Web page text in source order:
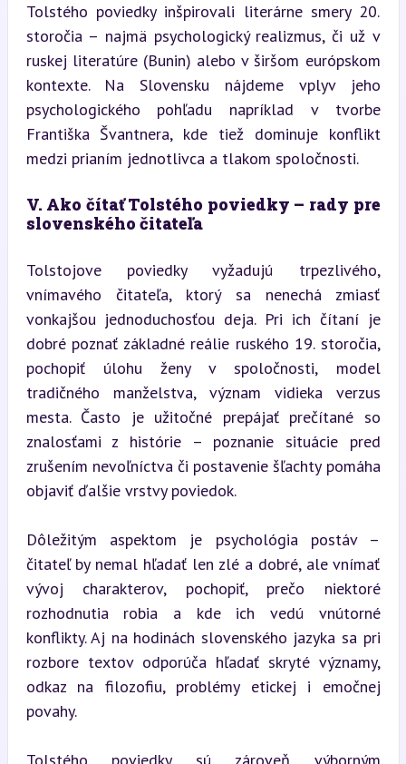
Tolstého poviedky inšpirovali literárne smery 20.
storočia – najmä psychologický realizmus, či už v
ruskej literatúre (Bunin) alebo v širšom európskom
kontexte. Na Slovensku nájdeme vplyv jeho
psychologického pohľadu napríklad v tvorbe
Františka Švantnera, kde tiež dominuje konflikt
medzi prianím jednotlivca a tlakom spoločnosti.
V. Ako čítať Tolstého poviedky – rady pre
slovenského čitateľa
Tolstojove poviedky vyžadujú trpezlivého,
vnímavého čitateľa, ktorý sa nenechá zmiasť
vonkajšou jednoduchosťou deja. Pri ich čítaní je
dobré poznať základné reálie ruského 19. storočia,
pochopiť úlohu ženy v spoločnosti, model
tradičného manželstva, význam vidieka verzus
mesta. Často je užitočné prepájať prečítané so
znalosťami z histórie – poznanie situácie pred
zrušením nevoľníctva či postavenie šľachty pomáha
objaviť ďalšie vrstvy poviedok.
Dôležitým aspektom je psychológia postáv –
čitateľ by nemal hľadať len zlé a dobré, ale vnímať
vývoj charakterov, pochopiť, prečo niektoré
rozhodnutia robia a kde ich vedú vnútorné
konflikty. Aj na hodinách slovenského jazyka sa pri
rozbore textov odporúča hľadať skryté významy,
odkaz na filozofiu, problémy etickej i emočnej
povahy.